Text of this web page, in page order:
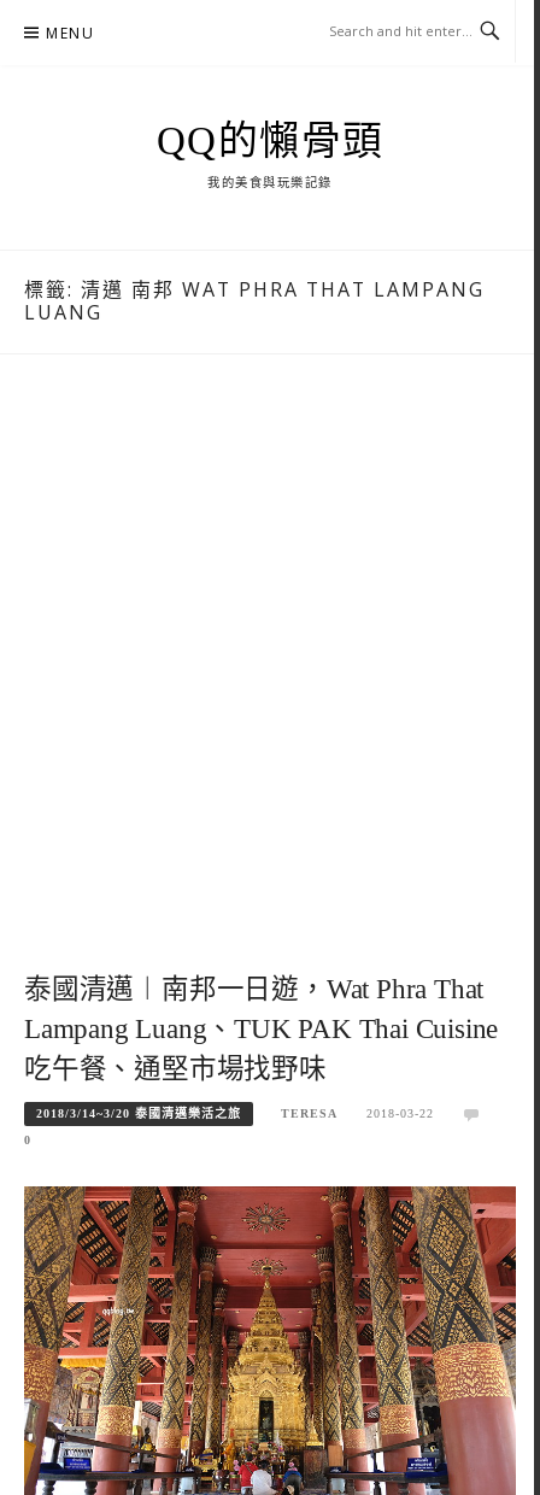
MENU
QQ的懶骨頭
我的美食與玩樂記錄
標籤: 清邁 南邦 WAT PHRA THAT LAMPANG
LUANG
泰國清邁︱南邦一日遊，Wat Phra That
Lampang Luang、TUK PAK Thai Cuisine
吃午餐、通堅市場找野味
2018/3/14~3/20 泰國清邁樂活之旅 TERESA
2018-03-22
0